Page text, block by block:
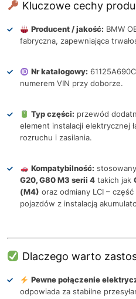
Kluczowe cechy
Producent / jakość: BMW
fabryczna, zapewniająca
Nr katalogowy:
numerem VIN przy doborze.
Typ części: przewód
element instalacji elektrycznej
rozruchu i zasilania.
Kompatybilność:
G20, G80 M3 serii 4 takich jak
(M4) oraz odmiany LCI –
pojazdów z instalacją
Dlaczego warto
Pewne połączenie
odpowiada za stabilne